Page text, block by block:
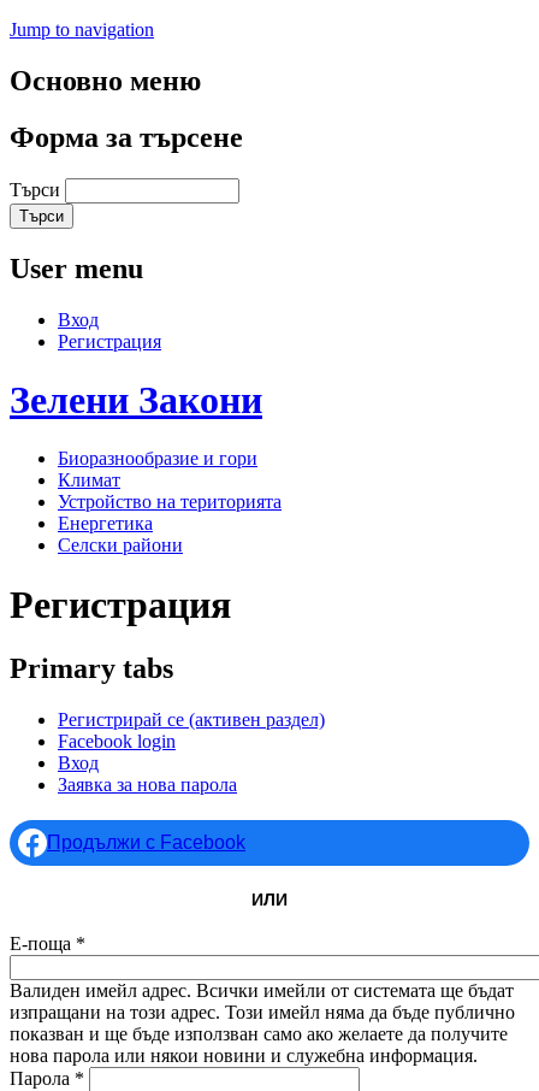
Jump to navigation
Основно меню
Форма за търсене
Търси
User menu
Вход
Регистрация
Зелени Закони
Биоразнообразие и гори
Климат
Устройство на територията
Енергетика
Селски райони
Регистрация
Primary tabs
Регистрирай се (активен раздел)
Facebook login
Вход
Заявка за нова парола
Продължи с Facebook
ИЛИ
Е-поща *
Валиден имейл адрес. Всички имейли от системата ще бъдат
изпращани на този адрес. Този имейл няма да бъде публично
показван и ще бъде използван само ако желаете да получите
нова парола или някои новини и служебна информация.
Парола *